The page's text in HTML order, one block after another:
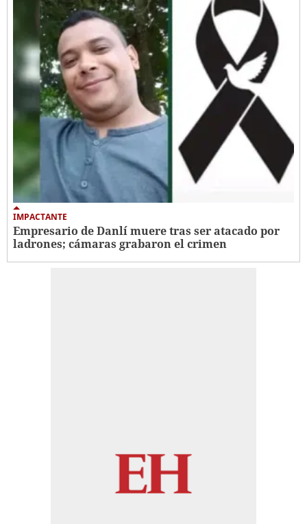
IMPACTANTE
Empresario de Danlí muere tras ser atacado por
ladrones; cámaras grabaron el crimen